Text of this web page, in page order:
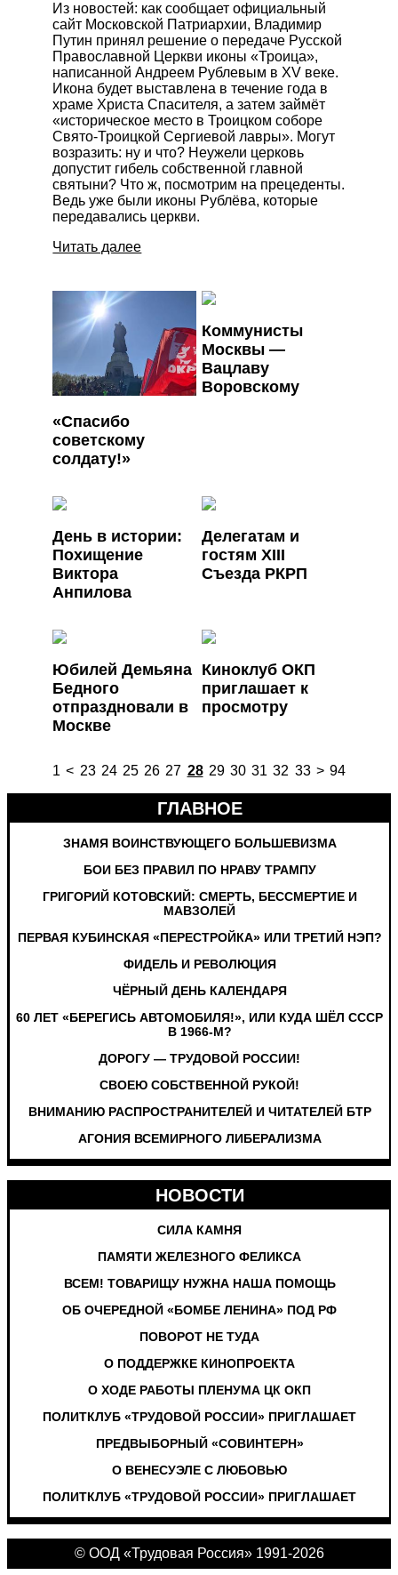
Из новостей: как сообщает официальный
сайт Московской Патриархии, Владимир
Путин принял решение о передаче Русской
Православной Церкви иконы «Троица»,
написанной Андреем Рублевым в XV веке.
Икона будет выставлена в течение года в
храме Христа Спасителя, а затем займёт
«историческое место в Троицком соборе
Свято-Троицкой Сергиевой лавры». Могут
возразить: ну и что? Неужели церковь
допустит гибель собственной главной
святыни? Что ж, посмотрим на прецеденты.
Ведь уже были иконы Рублёва, которые
передавались церкви.
Читать далее
«Спасибо
советскому
солдату!»
Коммунисты
Москвы —
Вацлаву
Воровскому
День в истории:
Похищение
Виктора
Анпилова
Делегатам и
гостям ХIII
Съезда РКРП
Юбилей Демьяна
Бедного
отпраздновали в
Москве
Киноклуб ОКП
приглашает к
просмотру
1 < 23 24 25 26 27 28 29 30 31 32 33 > 94
ГЛАВНОЕ
ЗНАМЯ ВОИНСТВУЮЩЕГО БОЛЬШЕВИЗМА
БОИ БЕЗ ПРАВИЛ ПО НРАВУ ТРАМПУ
ГРИГОРИЙ КОТОВСКИЙ: СМЕРТЬ, БЕССМЕРТИЕ И
МАВЗОЛЕЙ
ПЕРВАЯ КУБИНСКАЯ «ПЕРЕСТРОЙКА» ИЛИ ТРЕТИЙ НЭП?
ФИДЕЛЬ И РЕВОЛЮЦИЯ
ЧЁРНЫЙ ДЕНЬ КАЛЕНДАРЯ
60 ЛЕТ «БЕРЕГИСЬ АВТОМОБИЛЯ!», ИЛИ КУДА ШЁЛ СССР
В 1966-М?
ДОРОГУ — ТРУДОВОЙ РОССИИ!
СВОЕЮ СОБСТВЕННОЙ РУКОЙ!
ВНИМАНИЮ РАСПРОСТРАНИТЕЛЕЙ И ЧИТАТЕЛЕЙ БТР
АГОНИЯ ВСЕМИРНОГО ЛИБЕРАЛИЗМА
НОВОСТИ
СИЛА КАМНЯ
ПАМЯТИ ЖЕЛЕЗНОГО ФЕЛИКСА
ВСЕМ! ТОВАРИЩУ НУЖНА НАША ПОМОЩЬ
ОБ ОЧЕРЕДНОЙ «БОМБЕ ЛЕНИНА» ПОД РФ
ПОВОРОТ НЕ ТУДА
О ПОДДЕРЖКЕ КИНОПРОЕКТА
О ХОДЕ РАБОТЫ ПЛЕНУМА ЦК ОКП
ПОЛИТКЛУБ «ТРУДОВОЙ РОССИИ» ПРИГЛАШАЕТ
ПРЕДВЫБОРНЫЙ «СОВИНТЕРН»
О ВЕНЕСУЭЛЕ С ЛЮБОВЬЮ
ПОЛИТКЛУБ «ТРУДОВОЙ РОССИИ» ПРИГЛАШАЕТ
© ООД «Трудовая Россия» 1991-2026